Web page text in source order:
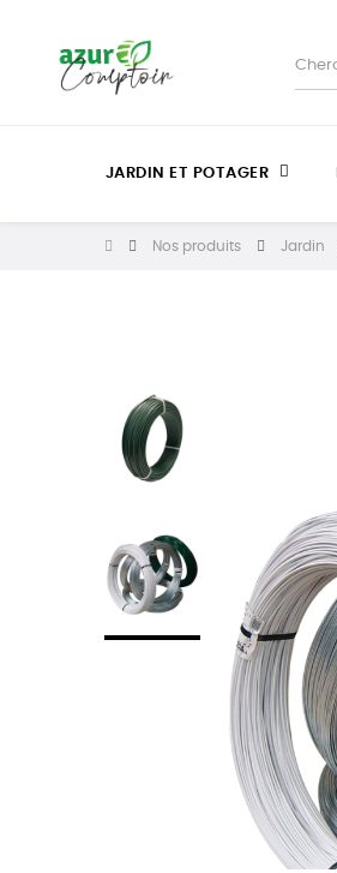
JARDIN ET POTAGER
Nos produits Jardin